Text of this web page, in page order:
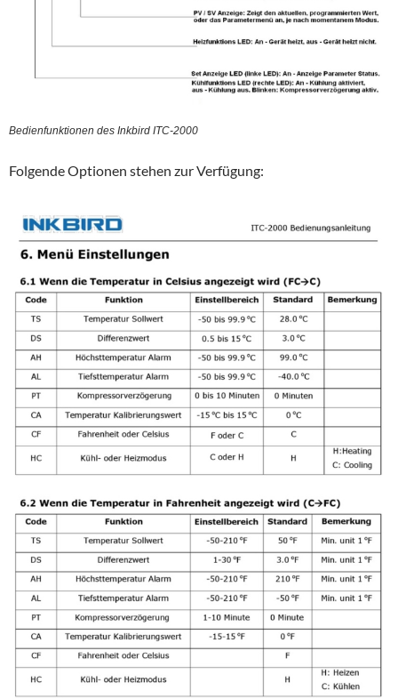
Bedienfunktionen des Inkbird ITC-2000
Folgende Optionen stehen zur Verfügung: